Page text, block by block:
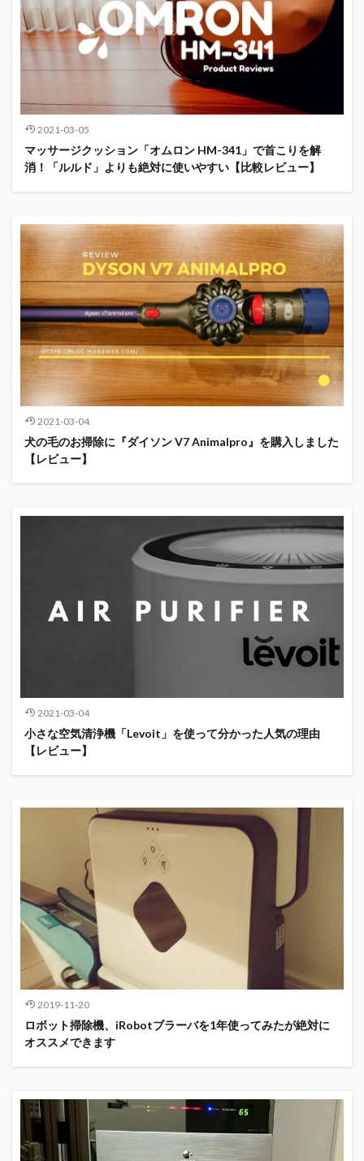
2021-03-05
マッサージクッション「オムロン HM-341」で首こりを解
消！「ルルド」よりも絶対に使いやすい【比較レビュー】
2021-03-04
犬の毛のお掃除に『ダイソン V7 Animalpro』を購入しました
【レビュー】
2021-03-04
小さな空気清浄機「Levoit」を使って分かった人気の理由
【レビュー】
2019-11-20
ロボット掃除機、iRobotブラーバを1年使ってみたが絶対に
オススメできます